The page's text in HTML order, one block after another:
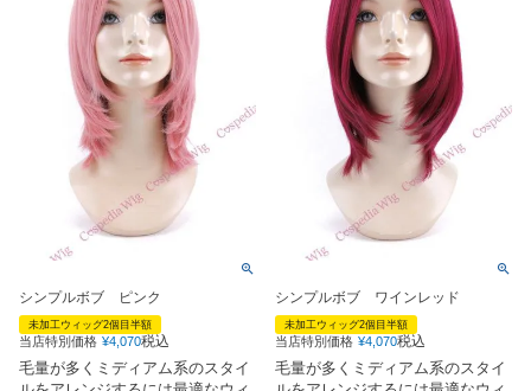
シンプルボブ ピンク
未加工ウィッグ2個目半額
当店特別価格 ¥4,070税込
毛量が多くミディアム系のスタイ
シンプルボブ ワインレッド
未加工ウィッグ2個目半額
当店特別価格 ¥4,070税込
毛量が多くミディアム系のスタイ